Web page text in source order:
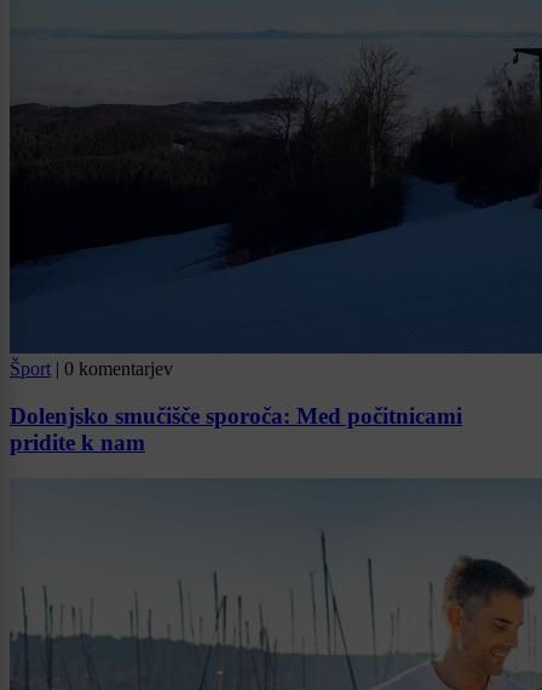
Šport | 0 komentarjev
Dolenjsko smučišče sporoča: Med počitnicami
pridite k nam